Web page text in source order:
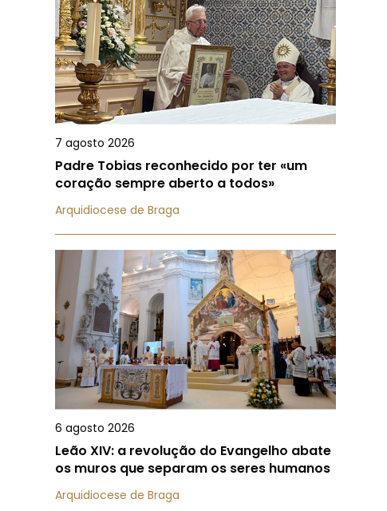
7 agosto 2026
Padre Tobias reconhecido por ter «um
coração sempre aberto a todos»
Arquidiocese de Braga
6 agosto 2026
Leão XIV: a revolução do Evangelho abate
os muros que separam os seres humanos
Arquidiocese de Braga